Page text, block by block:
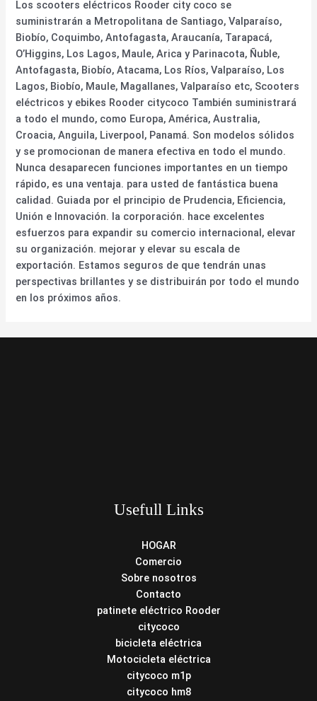
Los scooters eléctricos Rooder city coco se
suministrarán a Metropolitana de Santiago, Valparaíso,
Biobío, Coquimbo, Antofagasta, Araucanía, Tarapacá,
O’Higgins, Los Lagos, Maule, Arica y Parinacota, Ñuble,
Antofagasta, Biobío, Atacama, Los Ríos, Valparaíso, Los
Lagos, Biobío, Maule, Magallanes, Valparaíso etc, Scooters
eléctricos y ebikes Rooder citycoco También suministrará
a todo el mundo, como Europa, América, Australia,
Croacia, Anguila, Liverpool, Panamá. Son modelos sólidos
y se promocionan de manera efectiva en todo el mundo.
Nunca desaparecen funciones importantes en un tiempo
rápido, es una ventaja. para usted de fantástica buena
calidad. Guiada por el principio de Prudencia, Eficiencia,
Unión e Innovación. la corporación. hace excelentes
esfuerzos para expandir su comercio internacional, elevar
su organización. mejorar y elevar su escala de
exportación. Estamos seguros de que tendrán unas
perspectivas brillantes y se distribuirán por todo el mundo
en los próximos años.
Usefull Links
HOGAR
Comercio
Sobre nosotros
Contacto
patinete eléctrico Rooder
citycoco
bicicleta eléctrica
Motocicleta eléctrica
citycoco m1p
citycoco hm8